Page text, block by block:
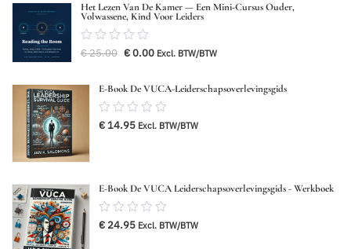
Het Lezen Van De Kamer — Een Mini-Cursus Ouder,
Volwassene, Kind Voor Leiders
0.00
van
€25.00 Oorspronkelijke
€0.00Huidige
Excl. BTW/BTW
E-Book De VUCA-Leiderschapsoverlevingsgids
0.00
van
€14.95 Excl. BTW/BTW
E-Book De VUCA Leiderschapsoverlevingsgids - Werkboek
0.00
van
€ 24.95 Excl. BTW/BTW